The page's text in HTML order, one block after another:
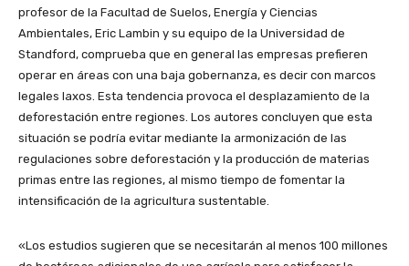
profesor de la Facultad de Suelos, Energía y Ciencias
Ambientales, Eric Lambin y su equipo de la Universidad de
Standford, comprueba que en general las empresas prefieren
operar en áreas con una baja gobernanza, es decir con marcos
legales laxos. Esta tendencia provoca el desplazamiento de la
deforestación entre regiones. Los autores concluyen que esta
situación se podría evitar mediante la armonización de las
regulaciones sobre deforestación y la producción de materias
primas entre las regiones, al mismo tiempo de fomentar la
intensificación de la agricultura sustentable.
«Los estudios sugieren que se necesitarán al menos 100 millones